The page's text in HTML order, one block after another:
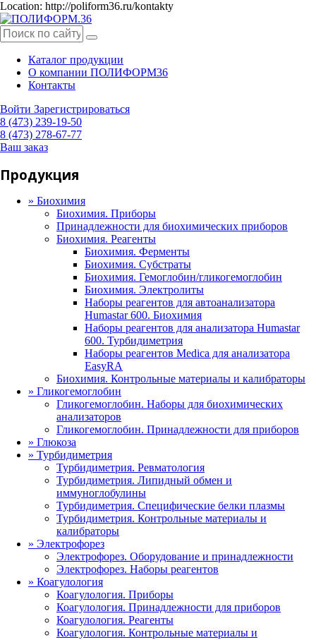
Location: http://poliform36.ru/kontakty
Каталог продукции
О компании ПОЛИФОРМ36
Контакты
Войти Зарегистрироваться
8 (473) 239-19-50
8 (473) 278-67-77
Ваш заказ
Продукция
» Биохимия
Биохимия. Приборы
Принадлежности для биохимических приборов
Биохимия. Реагенты
Биохимия. Ферменты
Биохимия. Субстраты
Биохимия. Гемоглобин/гликогемоглобин
Биохимия. Электролиты
Наборы реагентов для автоанализатора
Humastar 600. Биохимия
Наборы реагентов для анализатора Humastar
600. Турбидиметрия
Наборы реагентов Medica для анализатора
EasyRA
Биохимия. Контрольные материалы и калибраторы
» Гликогемоглобин
Гликогемоглобин. Наборы для биохимических
анализаторов
Гликогемоглобин. Принадлежности для приборов
» Глюкоза
» Турбидиметрия
Турбидиметрия. Ревматология
Турбидиметрия. Липидный обмен и
иммуноглобулины
Турбидиметрия. Специфические белки плазмы
Турбидиметрия. Контрольные материалы и
калибраторы
» Электрофорез
Электрофорез. Оборудование и принадлежности
Электрофорез. Наборы реагентов
» Коагулология
Коагулология. Приборы
Коагулология. Принадлежности для приборов
Коагулология. Реагенты
Коагулология. Контрольные материалы и